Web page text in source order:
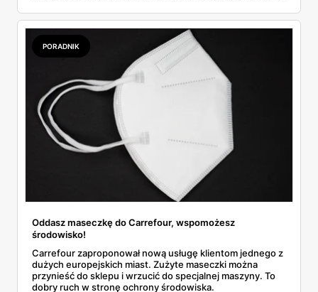
PORADNIK
Oddasz maseczkę do Carrefour, wspomożesz
środowisko!
Carrefour zaproponował nową usługę klientom jednego z
dużych europejskich miast. Zużyte maseczki można
przynieść do sklepu i wrzucić do specjalnej maszyny. To
dobry ruch w stronę ochrony środowiska.